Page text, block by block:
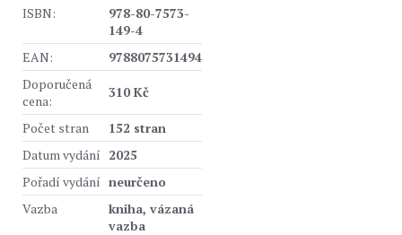
ISBN:
978-80-7573-
149-4
EAN:
9788075731494
Doporučená
cena:
310 Kč
Počet stran
152 stran
Datum vydání 2025
Pořadí vydání neurčeno
Vazba
kniha, vázaná
vazba